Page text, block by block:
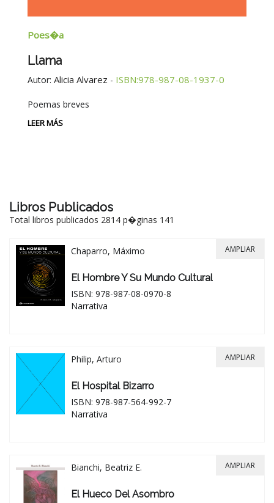
Poes�a
Llama
Autor: Alicia Alvarez - ISBN:978-987-08-1937-0
Poemas breves
LEER MÁS
Libros Publicados
Total libros publicados 2814 p�ginas 141
Chaparro, Máximo
El Hombre Y Su Mundo Cultural
ISBN: 978-987-08-0970-8
Narrativa
AMPLIAR
Philip, Arturo
El Hospital Bizarro
ISBN: 978-987-564-992-7
Narrativa
AMPLIAR
Bianchi, Beatriz E.
El Hueco Del Asombro
AMPLIAR